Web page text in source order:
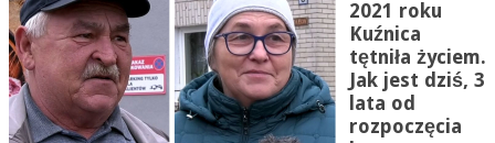
2021 roku
Kuźnica
tętniła życiem.
Jak jest dziś, 3
lata od
rozpoczęcia